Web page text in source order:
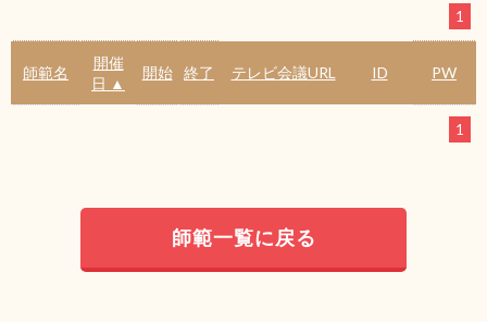
1
師範名
開催
日 ▲
開始 終了 テレビ会議URL ID PW
1
師範一覧に戻る